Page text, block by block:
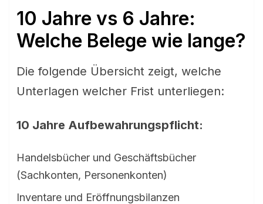
10 Jahre vs 6 Jahre:
Welche Belege wie lange?
Die folgende Übersicht zeigt, welche
Unterlagen welcher Frist unterliegen:
10 Jahre Aufbewahrungspflicht:
Handelsbücher und Geschäftsbücher
(Sachkonten, Personenkonten)
Inventare und Eröffnungsbilanzen